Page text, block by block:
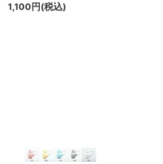
1,100円(税込)